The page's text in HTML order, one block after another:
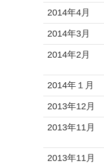
2014年4月
2014年3月
2014年2月
2014年１月
2013年12月
2013年11月
2013年11月